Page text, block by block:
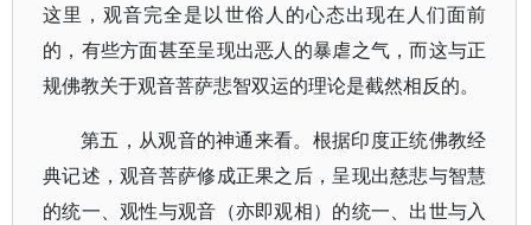
这里，观音完全是以世俗人的心态出现在人们面前
的，有些方面甚至呈现出恶人的暴虐之气，而这与正
规佛教关于观音菩萨悲智双运的理论是截然相反的。
第五，从观音的神通来看。根据印度正统佛教经
典记述，观音菩萨修成正果之后，呈现出慈悲与智慧
的统一、观性与观音（亦即观相）的统一、出世与入